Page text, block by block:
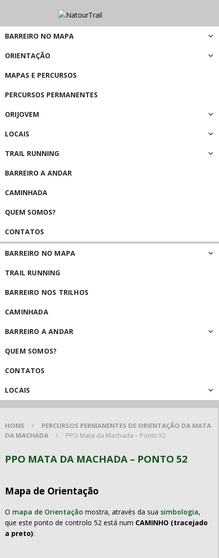
BARREIRO NO MAPA
ORIENTAÇÃO
MAPAS E PERCURSOS
PERCURSOS PERMANENTES
ORIJOVEM
LOCAIS
TRAIL RUNNING
BARREIRO A ANDAR
CAMINHADA
QUEM SOMOS?
CONTATOS
BARREIRO NO MAPA
TRAIL RUNNING
BARREIRO NOS TRILHOS
CAMINHADA
BARREIRO A ANDAR
QUEM SOMOS?
CONTATOS
LOCAIS
HOME
PERCURSOS PERMANENTES DE ORIENTAÇÃO DA MATA
DA MACHADA
PPO Mata da Machada – Ponto 52
PPO MATA DA MACHADA – PONTO 52
Mapa de Orientação
O mapa de Orientação mostra, através da sua simbologia,
que este ponto de controlo 52 está num CAMINHO (tracejado
a preto):